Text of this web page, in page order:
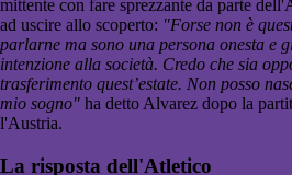
mittente con fare sprezzante da parte
ad uscire allo scoperto: "Forse non è
parlarne ma sono una persona onesta e
intenzione alla società. Credo che sia
trasferimento quest’estate. Non posso
mio sogno" ha detto Alvarez dopo la
l'Austria.
La risposta dell'Atletico